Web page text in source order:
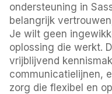
ondersteuning in
belangrijk
Je wilt geen
oplossing die werkt.
vrijblijvend
communicatielijnen,
zorg die flexibel en